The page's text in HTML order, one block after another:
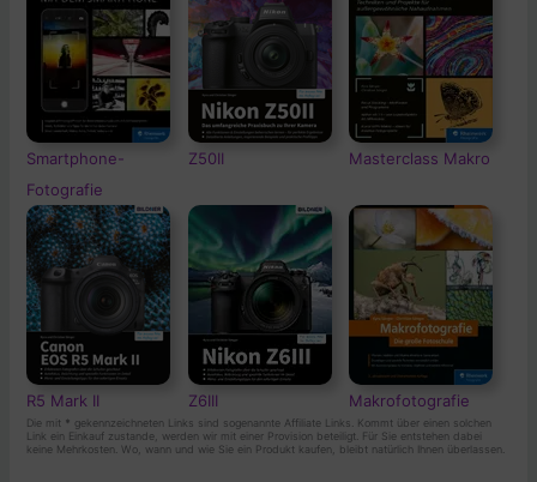
Smartphone-
Fotografie
Z50II Masterclass Makro
R5 Mark II Z6III Makrofotografie
Die mit * gekennzeichneten Links sind sogenannte Affiliate Links. Kommt über einen solchen
Link ein Einkauf zustande, werden wir mit einer Provision beteiligt. Für Sie entstehen dabei
keine Mehrkosten. Wo, wann und wie Sie ein Produkt kaufen, bleibt natürlich Ihnen überlassen.